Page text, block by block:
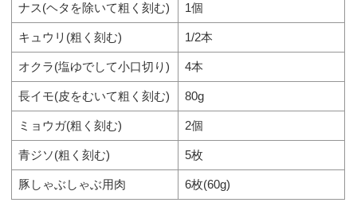
ナス(ヘタを除いて粗く刻む) 1個
キュウリ(粗く刻む) 1/2本
オクラ(塩ゆでして小口切り) 4本
長イモ(皮をむいて粗く刻む) 80g
ミョウガ(粗く刻む) 2個
青ジソ(粗く刻む) 5枚
豚しゃぶしゃぶ用肉 6枚(60g)